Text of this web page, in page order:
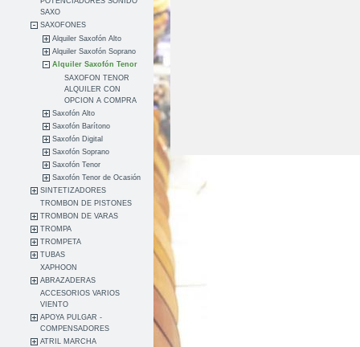
SAXO
SAXOFONES
Alquiler Saxofón Alto
Alquiler Saxofón Soprano
Alquiler Saxofón Tenor
SAXOFON TENOR
ALQUILER CON
OPCION A COMPRA
Saxofón Alto
Saxofón Barítono
Saxofón Digital
Saxofón Soprano
Saxofón Tenor
Saxofón Tenor de Ocasión
SINTETIZADORES
TROMBON DE PISTONES
TROMBON DE VARAS
TROMPA
TROMPETA
TUBAS
XAPHOON
ABRAZADERAS
ACCESORIOS VARIOS
VIENTO
APOYA PULGAR -
COMPENSADORES
ATRIL MARCHA